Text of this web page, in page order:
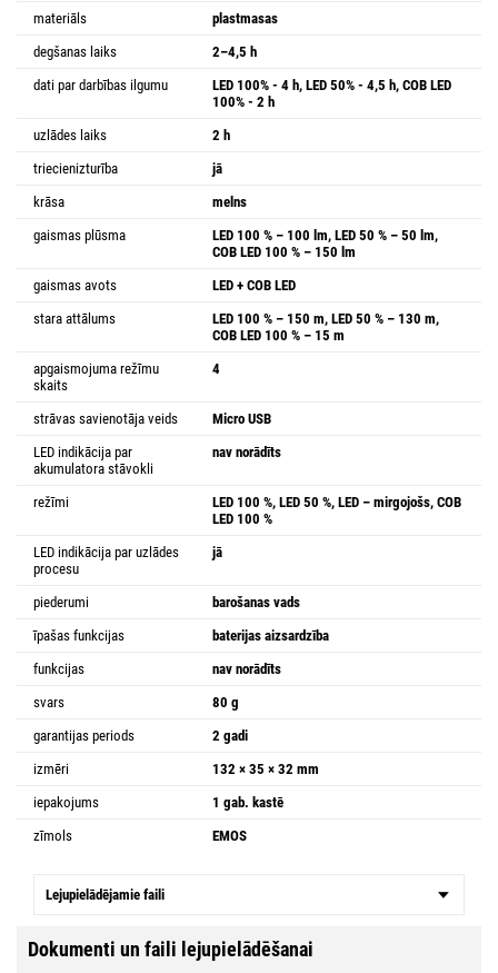
materiāls
plastmasas
degšanas laiks
2–4,5 h
dati par darbības ilgumu
LED 100% - 4 h, LED 50% - 4,5 h, COB LED
100% - 2 h
uzlādes laiks
2 h
triecienizturība
jā
krāsa
melns
gaismas plūsma
LED 100 % – 100 lm, LED 50 % – 50 lm,
COB LED 100 % – 150 lm
gaismas avots
LED + COB LED
stara attālums
LED 100 % – 150 m, LED 50 % – 130 m,
COB LED 100 % – 15 m
apgaismojuma režīmu
skaits
4
strāvas savienotāja veids
Micro USB
LED indikācija par
akumulatora stāvokli
nav norādīts
režīmi
LED 100 %, LED 50 %, LED – mirgojošs, COB
LED 100 %
LED indikācija par uzlādes
procesu
jā
piederumi
barošanas vads
īpašas funkcijas
baterijas aizsardzība
funkcijas
nav norādīts
svars
80 g
garantijas periods
2 gadi
izmēri
132 × 35 × 32 mm
iepakojums
1 gab. kastē
zīmols
EMOS
Lejupielādējamie faili
Dokumenti un faili lejupielādēšanai